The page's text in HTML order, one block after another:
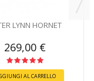
LYNN HORNET
269,00 €
AL CARRELLO